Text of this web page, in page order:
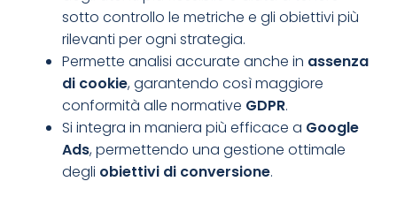
sotto controllo le metriche e gli obiettivi più
rilevanti per ogni strategia.
Permette analisi accurate anche in assenza
di cookie, garantendo così maggiore
conformità alle normative GDPR.
Si integra in maniera più efficace a Google
Ads, permettendo una gestione ottimale
degli obiettivi di conversione.